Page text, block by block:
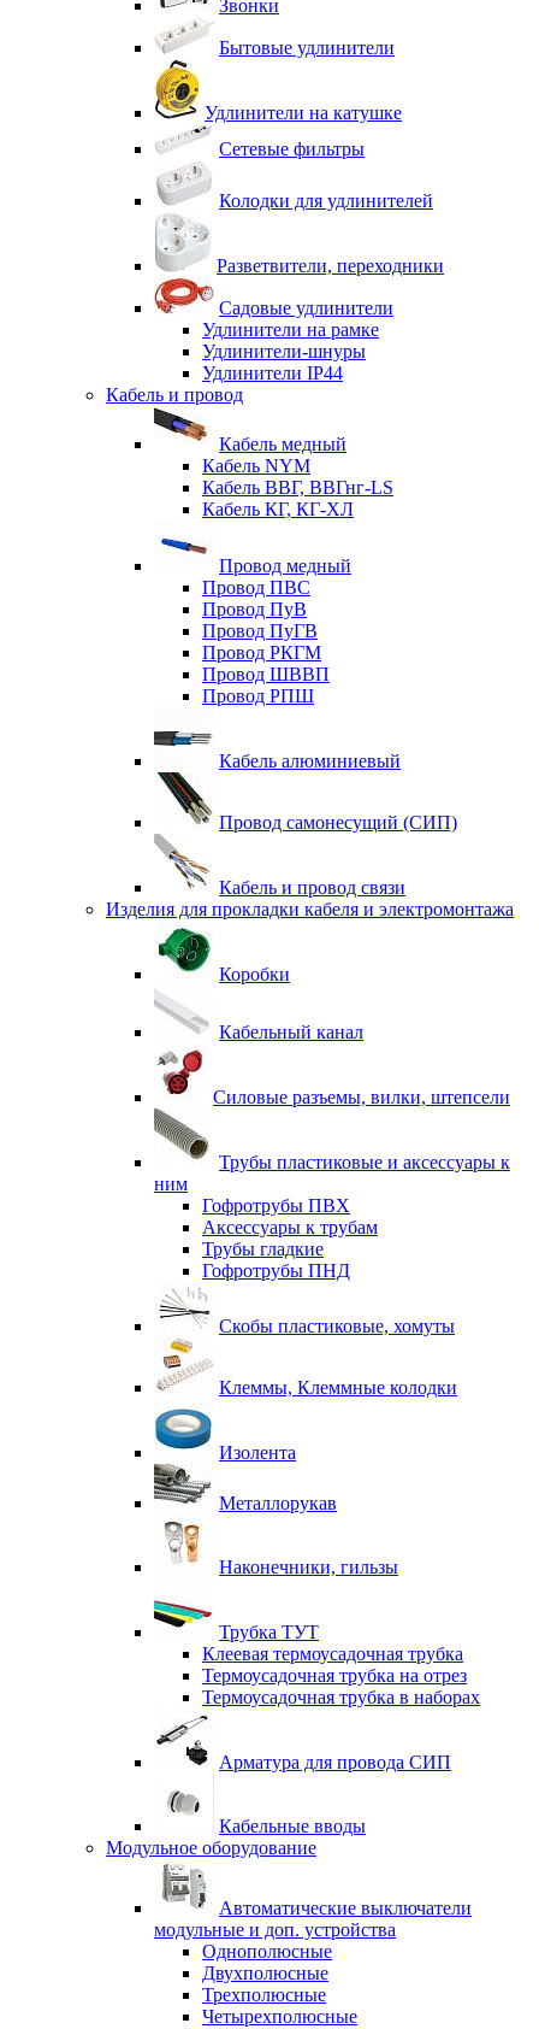
Звонки
Бытовые удлинители
Удлинители на катушке
Сетевые фильтры
Колодки для удлинителей
Разветвители, переходники
Садовые удлинители
Удлинители на рамке
Удлинители-шнуры
Удлинители IP44
Кабель и провод
Кабель медный
Кабель NYM
Кабель ВВГ, ВВГнг-LS
Кабель КГ, КГ-ХЛ
Провод медный
Провод ПВС
Провод ПуВ
Провод ПуГВ
Провод РКГМ
Провод ШВВП
Провод РПШ
Кабель алюминиевый
Провод самонесущий (СИП)
Кабель и провод связи
Изделия для прокладки кабеля и электромонтажа
Коробки
Кабельный канал
Силовые разъемы, вилки, штепсели
Трубы пластиковые и аксессуары к
ним
Гофротрубы ПВХ
Аксессуары к трубам
Трубы гладкие
Гофротрубы ПНД
Скобы пластиковые, хомуты
Клеммы, Клеммные колодки
Изолента
Металлорукав
Наконечники, гильзы
Трубка ТУТ
Клеевая термоусадочная трубка
Термоусадочная трубка на отрез
Термоусадочная трубка в наборах
Арматура для провода СИП
Кабельные вводы
Модульное оборудование
Автоматические выключатели
модульные и доп. устройства
Однополюсные
Двухполюсные
Трехполюсные
Четырехполюсные